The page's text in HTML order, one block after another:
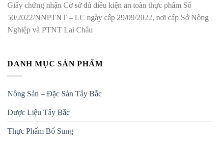
Giấy chứng nhận Cơ sở đủ điều kiện an toàn thực phẩm Số
50/2022/NNPTNT – LC ngày cấp 29/09/2022, nơi cấp Sở Nông
Nghiệp và PTNT Lai Châu
DANH MỤC SẢN PHẨM
Nông Sản – Đặc Sản Tây Bắc
Dược Liệu Tây Bắc
Thực Phẩm Bổ Sung